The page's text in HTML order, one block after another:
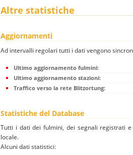
Altre statistiche
Aggiornamenti
Ad intervalli regolari tutti i dati vengono
Ultimo aggiornamento fulmini:
Ultimo aggiornamento stazioni:
Traffico verso la rete Blitzortung:
Statistiche del Database
Tutti i dati dei fulmini, dei segnali registrati
locale.
Alcuni dati statistici: